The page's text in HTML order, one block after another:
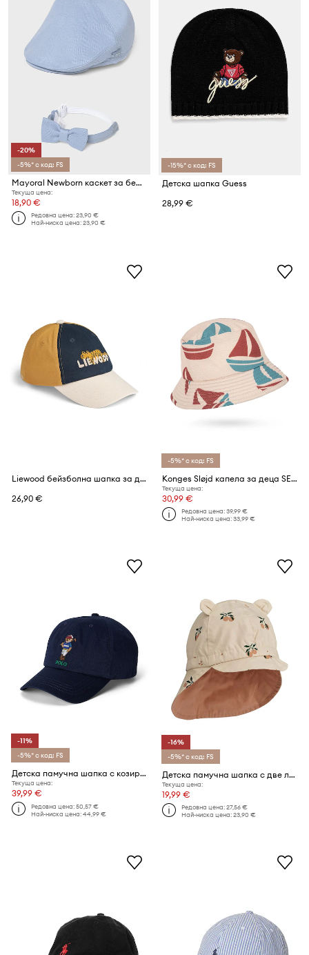
-20%
-5%* с код: FS
Mayoral Newborn каскет за бебе
Текуща цена:
18,90 €
Редовна цена:23,90 €
Най-ниска цена:23,90 €
-15%* с код: FS
Детска шапка Guess
28,99 €
Liewood бейзболна шапка за деца от памук Danny Embroidery Cap
26,90 €
-5%* с код: FS
Konges Sløjd капела за деца SEER ASNOU BUCKET HAT GRS
Текуща цена:
30,99 €
Редовна цена:39,99 €
Най-ниска цена:33,99 €
-11%
-5%* с код: FS
Детска памучна шапка с козирка Polo Ralph Lauren
Текуща цена:
39,99 €
Редовна цена:50,57 €
Най-ниска цена:44,99 €
-16%
-5%* с код: FS
Детска памучна шапка с две лица Liewood
Текуща цена:
19,99 €
Редовна цена:27,56 €
Най-ниска цена:23,90 €